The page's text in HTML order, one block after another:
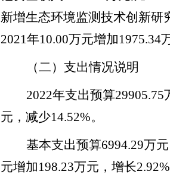
新增生态环境监测技术创新研
2021年10.00万元增加1975.34
（二）支出情况说明
2022年支出预算29905.75
元，减少14.52%。
基本支出预算6994.29万
元增加198.23万元，增长2.92%